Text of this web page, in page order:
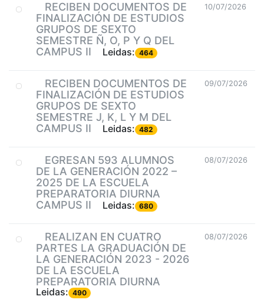
RECIBEN DOCUMENTOS DE
FINALIZACIÓN DE ESTUDIOS
GRUPOS DE SEXTO
SEMESTRE Ñ, O, P Y Q DEL
CAMPUS II
Leidas: 464
10/07/2026
RECIBEN DOCUMENTOS DE
FINALIZACIÓN DE ESTUDIOS
GRUPOS DE SEXTO
SEMESTRE J, K, L Y M DEL
CAMPUS II
Leidas: 482
09/07/2026
EGRESAN 593 ALUMNOS
DE LA GENERACIÓN 2022 –
2025 DE LA ESCUELA
PREPARATORIA DIURNA
CAMPUS II
Leidas: 680
08/07/2026
REALIZAN EN CUATRO
PARTES LA GRADUACIÓN DE
LA GENERACIÓN 2023 - 2026
DE LA ESCUELA
PREPARATORIA DIURNA
Leidas: 490
08/07/2026